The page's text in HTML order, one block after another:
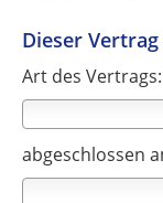
Dieser
Art des
abgeschlossen